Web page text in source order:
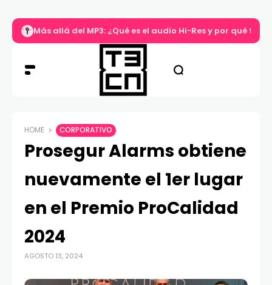
Más allá del MP3: ¿Qué es el audio Hi-Res y por qué tu
HOME CORPORATIVO
Prosegur Alarms obtiene
nuevamente el 1er lugar
en el Premio ProCalidad
2024
AGOSTO 13, 2024